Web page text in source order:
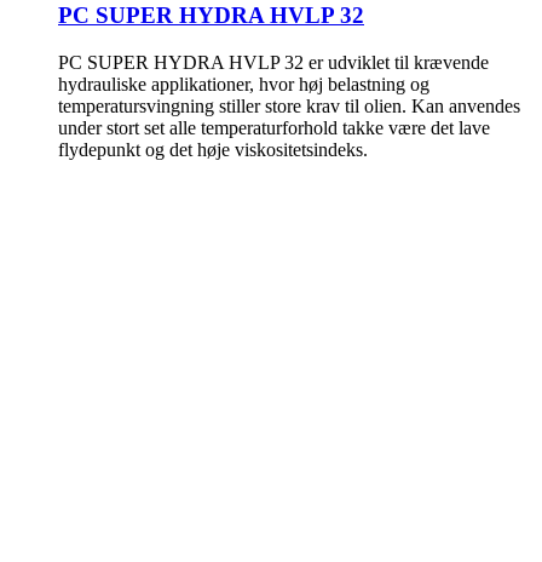
PC SUPER HYDRA HVLP 32
PC SUPER HYDRA HVLP 32 er udviklet til krævende
hydrauliske applikationer, hvor høj belastning og
temperatursvingning stiller store krav til olien. Kan anvendes
under stort set alle temperaturforhold takke være det lave
flydepunkt og det høje viskositetsindeks.